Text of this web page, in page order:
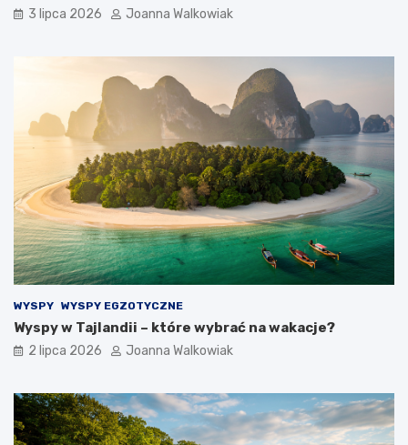
3 lipca 2026 Joanna Walkowiak
WYSPY WYSPY EGZOTYCZNE
Wyspy w Tajlandii – które wybrać na wakacje?
2 lipca 2026 Joanna Walkowiak